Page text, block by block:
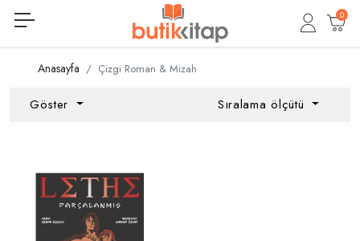
0
Anasayfa Çizgi Roman & Mizah
Göster Sıralama ölçütü